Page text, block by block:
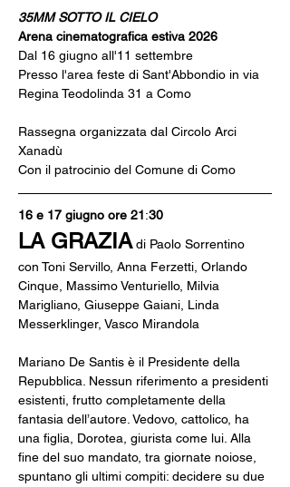
35MM SOTTO IL CIELO
Arena cinematografica estiva 2026
Dal 16 giugno all'11 settembre
Presso l'area feste di Sant'Abbondio in via
Regina Teodolinda 31 a Como
Rassegna organizzata dal Circolo Arci
Xanadù
Con il patrocinio del Comune di Como
16 e 17 giugno ore 21:30
LA GRAZIA di Paolo Sorrentino
con Toni Servillo, Anna Ferzetti, Orlando
Cinque, Massimo Venturiello, Milvia
Marigliano, Giuseppe Gaiani, Linda
Messerklinger, Vasco Mirandola
Mariano De Santis è il Presidente della
Repubblica. Nessun riferimento a presidenti
esistenti, frutto completamente della
fantasia dell’autore. Vedovo, cattolico, ha
una figlia, Dorotea, giurista come lui. Alla
fine del suo mandato, tra giornate noiose,
spuntano gli ultimi compiti: decidere su due